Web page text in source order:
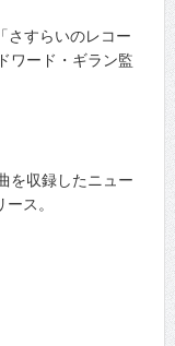
さすらいのレコー
ワード・ギラン監
を収録したニュー
ス。